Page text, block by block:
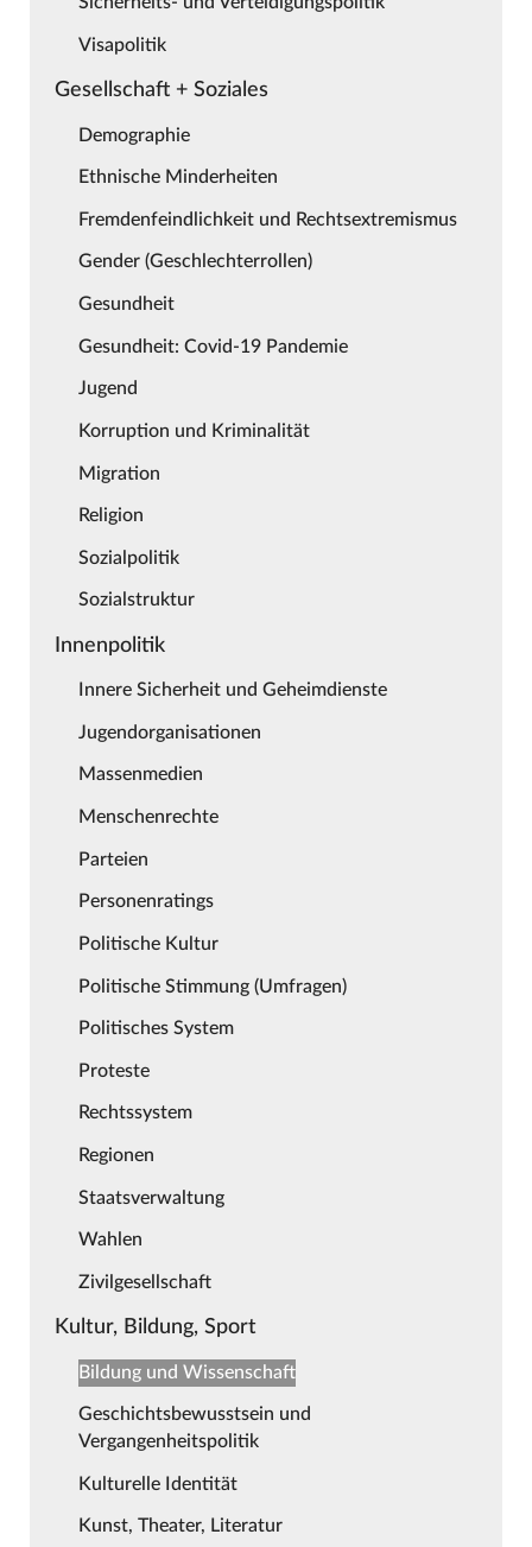
Visapolitik
Gesellschaft + Soziales
Demographie
Ethnische Minderheiten
Fremdenfeindlichkeit und Rechtsextremismus
Gender (Geschlechterrollen)
Gesundheit
Gesundheit: Covid-19 Pandemie
Jugend
Korruption und Kriminalität
Migration
Religion
Sozialpolitik
Sozialstruktur
Innenpolitik
Innere Sicherheit und Geheimdienste
Jugendorganisationen
Massenmedien
Menschenrechte
Parteien
Personenratings
Politische Kultur
Politische Stimmung (Umfragen)
Politisches System
Proteste
Rechtssystem
Regionen
Staatsverwaltung
Wahlen
Zivilgesellschaft
Kultur, Bildung, Sport
Bildung und Wissenschaft
Geschichtsbewusstsein und
Vergangenheitspolitik
Kulturelle Identität
Kunst, Theater, Literatur